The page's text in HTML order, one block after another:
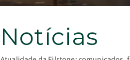
Notícias